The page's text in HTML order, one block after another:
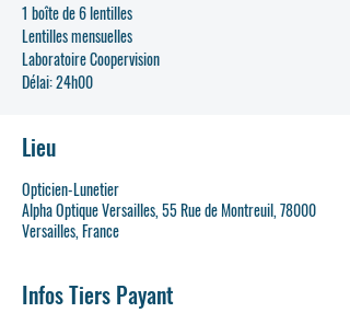
1 boîte de 6 lentilles
Lentilles mensuelles
Laboratoire Coopervision
Délai: 24h00
Lieu
Opticien-Lunetier
Alpha Optique Versailles, 55 Rue de Montreuil, 78000
Versailles, France
Infos Tiers Payant